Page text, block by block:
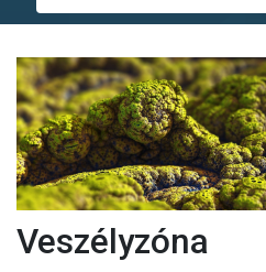
Veszélyzóna